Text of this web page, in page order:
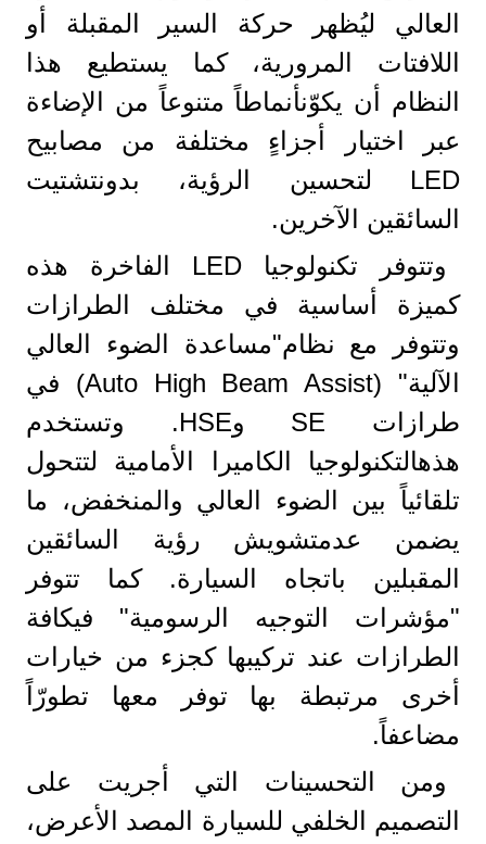
العالي ليُظهر حركة السير المقبلة أو
اللافتات المرورية، كما يستطيع هذا
النظام أن يكوّنأنماطاً متنوعاً من الإضاءة
عبر اختيار أجزاءٍ مختلفة من مصابيح
LED لتحسين الرؤية، بدونتشتيت
السائقين الآخرين.
وتتوفر تكنولوجيا LED الفاخرة هذه
كميزة أساسية في مختلف الطرازات
وتتوفر مع نظام"مساعدة الضوء العالي
الآلية" (Auto High Beam Assist) في
طرازات SE وHSE. وتستخدم
هذهالتكنولوجيا الكاميرا الأمامية لتتحول
تلقائياً بين الضوء العالي والمنخفض، ما
يضمن عدمتشويش رؤية السائقين
المقبلين باتجاه السيارة. كما تتوفر
"مؤشرات التوجيه الرسومية" فيكافة
الطرازات عند تركيبها كجزء من خيارات
أخرى مرتبطة بها توفر معها تطورّاً
مضاعفاً.
ومن التحسينات التي أجريت على
التصميم الخلفي للسيارة المصد الأعرض،